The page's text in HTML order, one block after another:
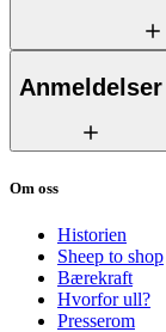
Anmeldelser
Om oss
Historien
Sheep to shop
Bærekraft
Hvorfor ull?
Presserom